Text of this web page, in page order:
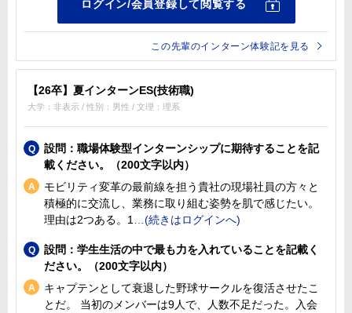
この先輩のインターン体験記を見る
【26卒】夏インターンES(技術職)
大学：非表示 / 性別：男性 / 文理：理系
設問：職場体験型インターンシップに期待することを記
載ください。（200文字以内）
モビリティ変革の最前線を担う貴社の現場社員の方々と
積極的に交流し、業務に取り組む姿勢を肌で感じたい。
理由は2つある。1
設問：学生生活の中で最も力を入れていることを記載く
ださい。（200文字以内）
キャプテンとして衰退した野球サークルを復活させたこ
とだ。 当初のメンバーは9人で、人数不足だった。入会